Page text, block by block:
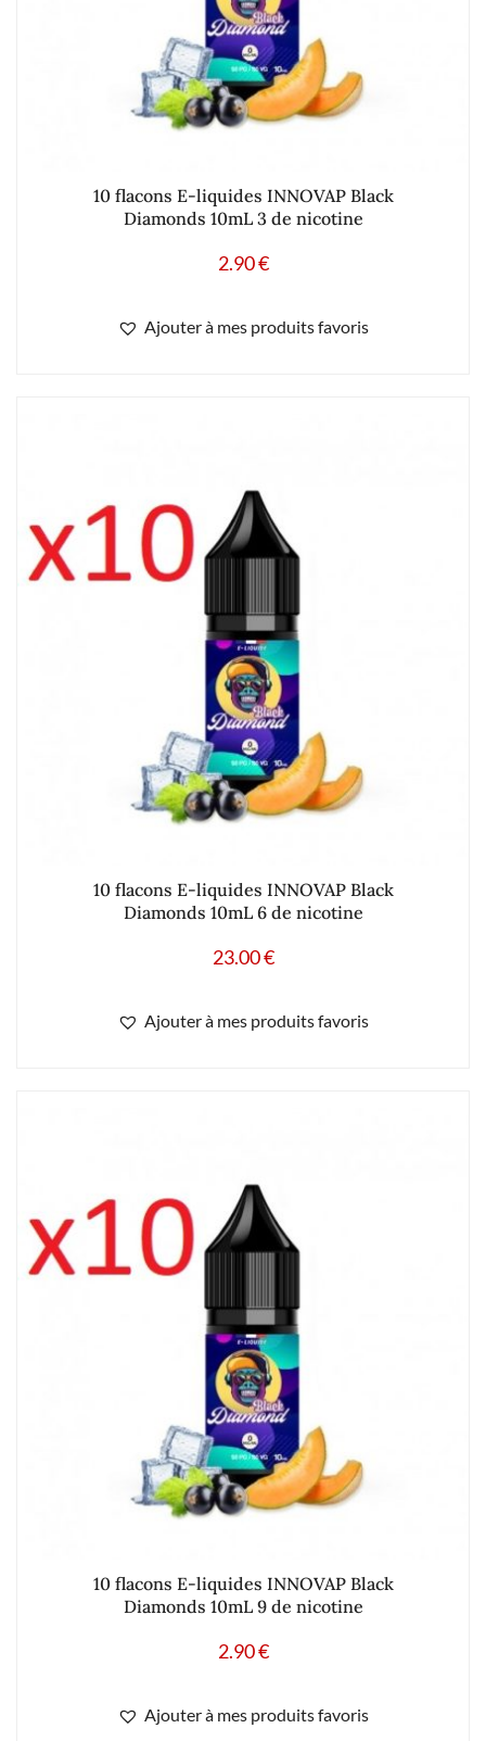
10 flacons E-liquides INNOVAP Black
Diamonds 10mL 3 de nicotine
2.90€
Ajouter à mes produits favoris
10 flacons E-liquides INNOVAP Black
Diamonds 10mL 6 de nicotine
23.00€
Ajouter à mes produits favoris
10 flacons E-liquides INNOVAP Black
Diamonds 10mL 9 de nicotine
2.90€
Ajouter à mes produits favoris